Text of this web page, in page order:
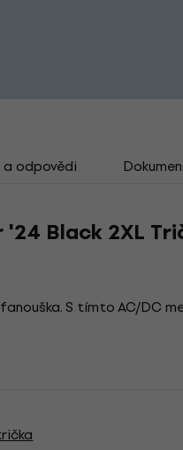
odpovědi
'24 Black 2XL
S tímto AC/DC